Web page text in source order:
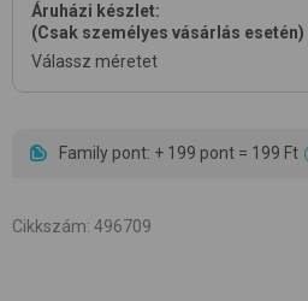
Áruházi készlet:
(Csak személyes vásárlás esetén)
Válassz méretet
Family pont: + 199 pont = 199 Ft
Cikkszám: 496709